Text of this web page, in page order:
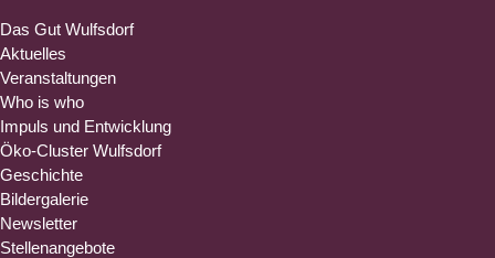
Navigation
überspringen
Das Gut Wulfsdorf
Aktuelles
Veranstaltungen
Who is who
Impuls und Entwicklung
Öko-Cluster Wulfsdorf
Geschichte
Bildergalerie
Newsletter
Stellenangebote